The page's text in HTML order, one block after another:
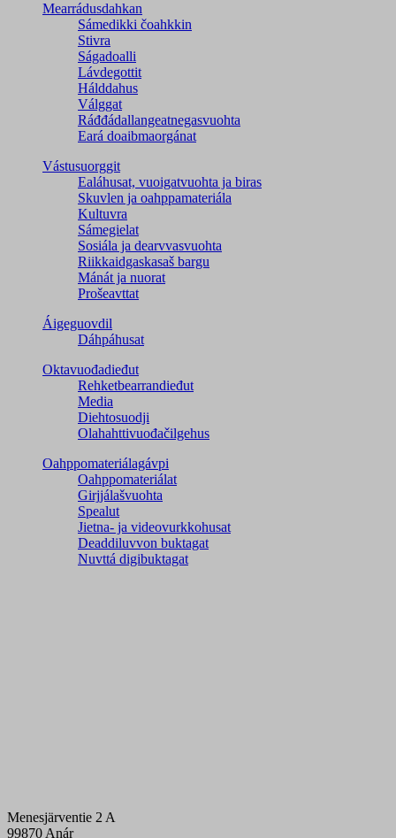
Mearrádusdahkan
Sámedikki čoahkkin
Stivra
Ságadoalli
Lávdegottit
Hálddahus
Válggat
Ráđđádallangeatnegas­vuohta
Eará doaibmaorgánat
Vástusuorggit
Ealáhusat, vuoigatvuohta ja biras
Skuvlen ja oahppamateriála
Kultuvra
Sámegielat
Sosiála ja dearvvasvuohta
Riikkaidgaskasaš bargu
Mánát ja nuorat
Prošeavttat
Áigeguovdil
Dáhpáhusat
Oktavuođadieđut
Rehketbearrandieđut
Media
Diehtosuodji
Olahahttivuođačilgehus
Oahppomateriálagávpi
Oahppomateriálat
Girjjálašvuohta
Spealut
Jietna- ja videovurkkohusat
Deaddiluvvon buktagat
Nuvttá digibuktagat
Menesjärventie 2 A
99870 Anár